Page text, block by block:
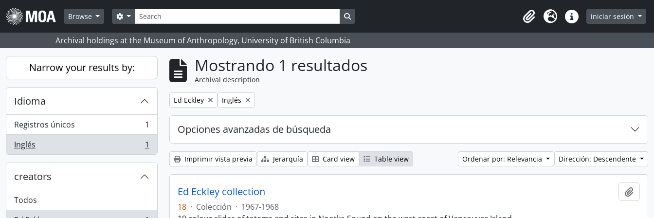
Skip to main content
Browse
Búsqueda
Search options Search in browse page
Clipboard
Idioma Enlaces rápidos
iniciar sesión
Archival holdings at the Museum of Anthropology, University of British Columbia
Narrow your results by:
Idioma
Registros únicos
, 1 resultados
1
Inglés
, 1 resultados 1
creators
Todos
Mostrando 1 resultados
Archival description
Remove filter:
Ed Eckley Remove filter:
Inglés
Opciones avanzadas de búsqueda
Imprimir vista previa Jerarquía Card view Table view Ordenar por: Relevancia Dirección: Descendente
Ed Eckley collection
18 · Colección · 1967-1968